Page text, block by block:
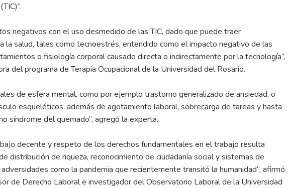
negativos con el uso desmedido de las TIC, dado que puede traer
la salud, tales como tecnoestrés, entendido como el impacto negativo de las
o fisiología corporal causado directa o indirectamente por la tecnología”,
del programa de Terapia Ocupacional de la Universidad del Rosario.
de esfera mental, como por ejemplo trastorno generalizado de ansiedad, o
esqueléticos, además de agotamiento laboral, sobrecarga de tareas y hasta
síndrome del quemado”, agregó la experta.
decente y respeto de los derechos fundamentales en el trabajo resulta
distribución de riqueza, reconocimiento de ciudadanía social y sistemas de
como la pandemia que recientemente transitó la humanidad”, afirmó
de Derecho Laboral e investigador del Observatorio Laboral de la Universidad